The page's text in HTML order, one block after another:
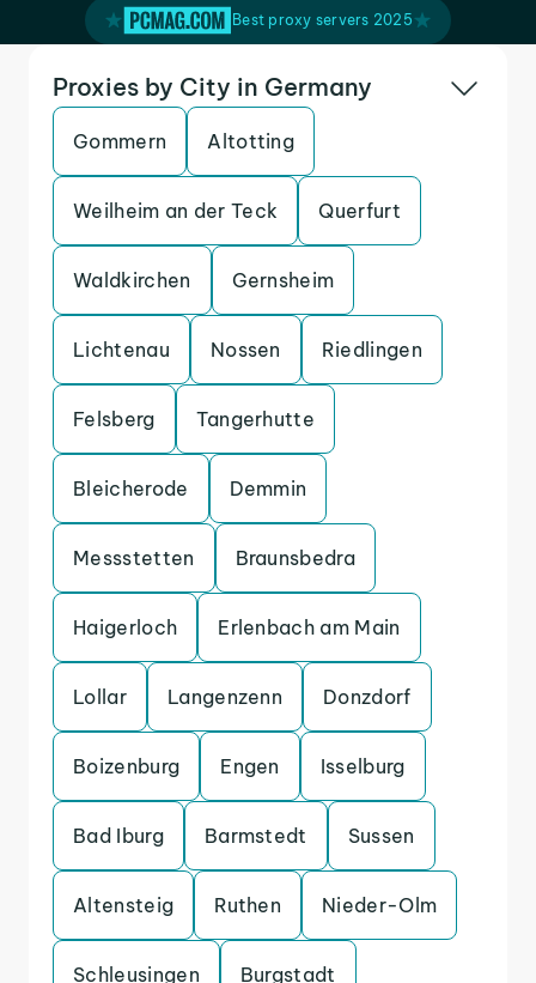
Best proxy servers 2025
Proxies by City in Germany
Gommern Altotting
Weilheim an der Teck Querfurt
Waldkirchen Gernsheim
Lichtenau Nossen Riedlingen
Felsberg Tangerhutte
Bleicherode Demmin
Messstetten Braunsbedra
Haigerloch Erlenbach am Main
Lollar Langenzenn Donzdorf
Boizenburg Engen Isselburg
Bad Iburg Barmstedt Sussen
Altensteig Ruthen Nieder-Olm
Schleusingen Burgstadt